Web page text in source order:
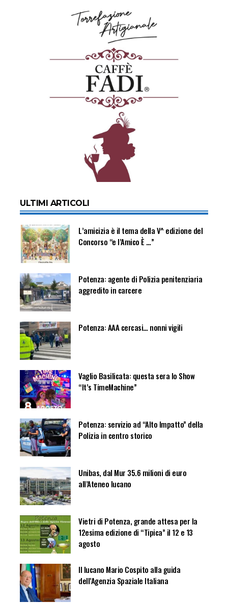
ULTIMI ARTICOLI
L’amicizia è il tema della V^ edizione del
Concorso “e l’Amico È …”
Potenza: agente di Polizia penitenziaria
aggredito in carcere
Potenza: AAA cercasi… nonni vigili
Vaglio Basilicata: questa sera lo Show
“It’s TimeMachine”
Potenza: servizio ad “Alto Impatto” della
Polizia in centro storico
Unibas, dal Mur 35.6 milioni di euro
all’Ateneo lucano
Vietri di Potenza, grande attesa per la
12esima edizione di “Tipica” il 12 e 13
agosto
Il lucano Mario Cospito alla guida
dell’Agenzia Spaziale Italiana